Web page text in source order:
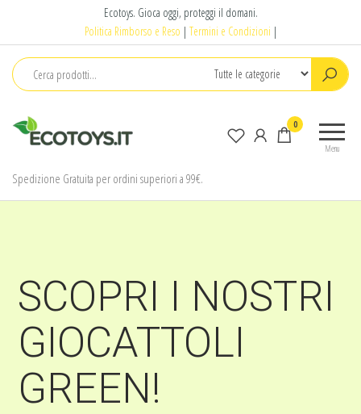
Ecotoys. Gioca oggi, proteggi il domani.
Politica Rimborso e Reso | Termini e Condizioni |
il
Menu
0
Spedizione Gratuita per ordini superiori a 99€.
SCOPRI I NOSTRI
GIOCATTOLI
GREEN!